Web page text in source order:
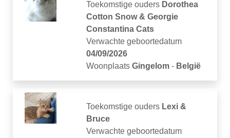
Toekomstige ouders Dorothea
Cotton Snow & Georgie
Constantina Cats
Verwachte geboortedatum
04/09/2026
Woonplaats Gingelom- België
Toekomstige ouders Lexi &
Bruce
Verwachte geboortedatum